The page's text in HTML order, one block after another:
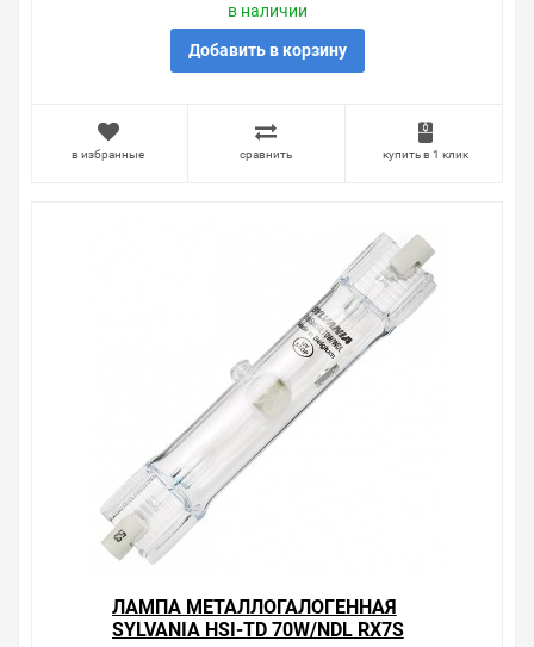
в наличии
Добавить в корзину
в избранные сравнить купить в 1 клик
ЛАМПА МЕТАЛЛОГАЛОГЕННАЯ
SYLVANIA HSI-TD 70W/NDL RX7S